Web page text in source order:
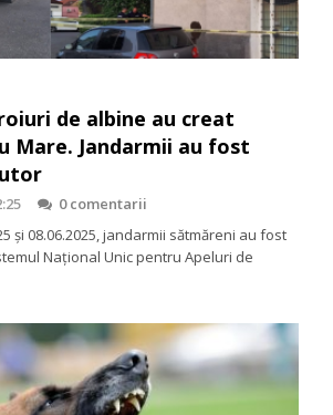
de albine au creat
Mare. Jandarmii au fost
0 comentarii
și 08.06.2025, jandarmii sătmăreni au fost
Național Unic pentru Apeluri de